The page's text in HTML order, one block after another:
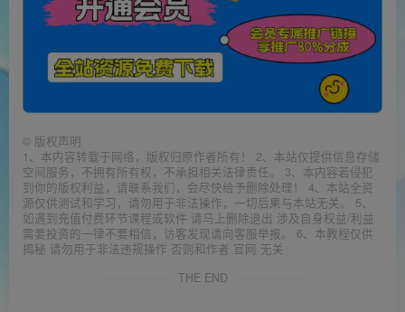
© 版权声明
1、本内容转载于网络，版权归原作者所有！ 2、本站仅提供信息存储
空间服务，不拥有所有权，不承担相关法律责任。 3、本内容若侵犯
到你的版权利益，请联系我们，会尽快给予删除处理！ 4、本站全资
源仅供测试和学习，请勿用于非法操作，一切后果与本站无关。 5、
如遇到充值付费环节课程或软件 请马上删除退出 涉及自身权益/利益
需要投资的一律不要相信，访客发现请向客服举报。 6、本教程仅供
揭秘 请勿用于非法违规操作 否则和作者 官网 无关
THE END